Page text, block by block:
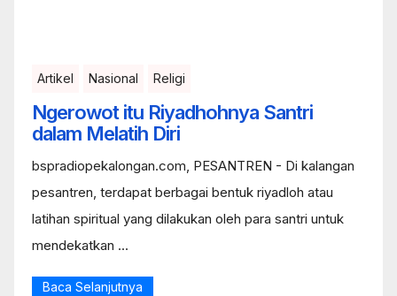
Artikel Nasional Religi
Ngerowot itu Riyadhohnya Santri
dalam Melatih Diri
bspradiopekalongan.com, PESANTREN - Di kalangan
pesantren, terdapat berbagai bentuk riyadloh atau
latihan spiritual yang dilakukan oleh para santri untuk
mendekatkan ...
Baca Selanjutnya